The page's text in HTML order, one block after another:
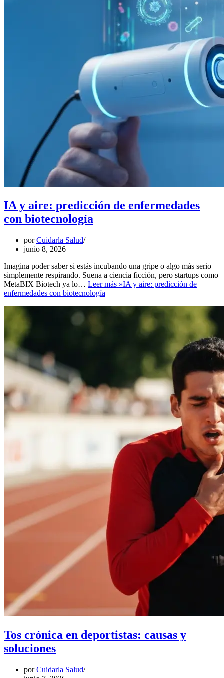
IA y aire: predicción de enfermedades
con biotecnología
porCuidarla Salud
junio 8, 2026
Imagina poder saber si estás incubando una gripe o algo más serio
simplemente respirando. Suena a ciencia ficción, pero startups como
MetaBIX Biotech ya lo… Leer más »IA y aire: predicción de
enfermedades con biotecnología
Tos crónica en deportistas: causas y
soluciones
porCuidarla Salud